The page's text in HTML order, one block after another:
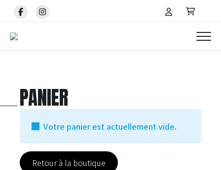
PANIER
Votre panier est actuellement vide.
Retour à la boutique